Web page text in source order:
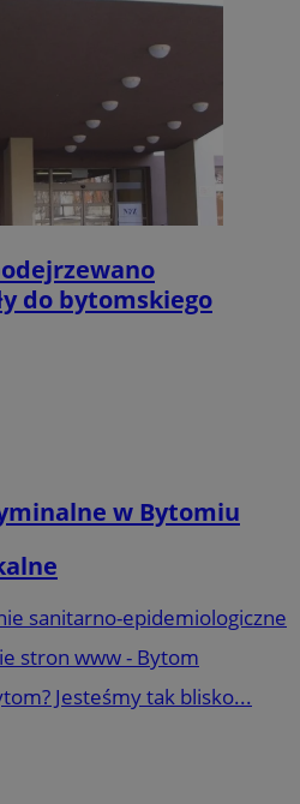
do bytomskiego
w Bytomiu
sanitarno-epidemiologiczne
stron www - Bytom
Jesteśmy tak blisko...